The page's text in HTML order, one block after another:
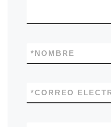
NOMBRE
*
CORREO
*